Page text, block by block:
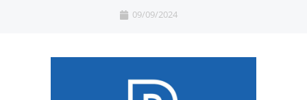
09/09/2024